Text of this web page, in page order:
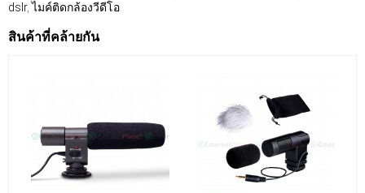
dslr,ไมค์ติดกล้องวีดีโอ
สินค้าที่คล้ายกัน